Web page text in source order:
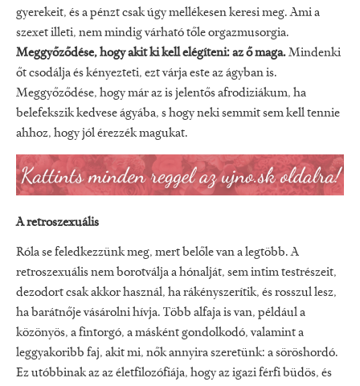
gyerekeit, és a pénzt csak úgy mellékesen keresi meg. Ami a
szexet illeti, nem mindig várható tőle orgazmusorgia.
Meggyőződése, hogy akit ki kell elégíteni: az ő maga.Mindenki
őt csodálja és kényezteti, ezt várja este az ágyban is.
Meggyőződése, hogy már az is jelentős afrodiziákum, ha
belefekszik kedvese ágyába, s hogy neki semmit sem kell tennie
ahhoz, hogy jól érezzék magukat.
A retroszexuális
Róla se feledkezzünk meg, mert belőle van a legtöbb. A
retroszexuális nem borotválja a hónalját, sem intim testrészeit,
dezodort csak akkor használ, ha rákényszerítik, és rosszul lesz,
ha barátnője vásárolni hívja. Több alfaja is van, például a
közönyös, a fintorgó, a másként gondolkodó, valamint a
leggyakoribb faj, akit mi, nők annyira szeretünk: a söröshordó.
Ez utóbbinak az az életfilozófiája, hogy az igazi férfi büdös, és